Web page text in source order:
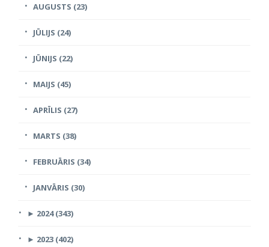
AUGUSTS (23)
JŪLIJS (24)
JŪNIJS (22)
MAIJS (45)
APRĪLIS (27)
MARTS (38)
FEBRUĀRIS (34)
JANVĀRIS (30)
► 2024 (343)
► 2023 (402)